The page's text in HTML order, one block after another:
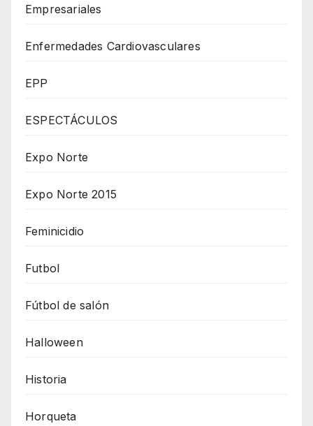
Empresariales
Enfermedades Cardiovasculares
EPP
ESPECTÁCULOS
Expo Norte
Expo Norte 2015
Feminicidio
Futbol
Fútbol de salón
Halloween
Historia
Horqueta